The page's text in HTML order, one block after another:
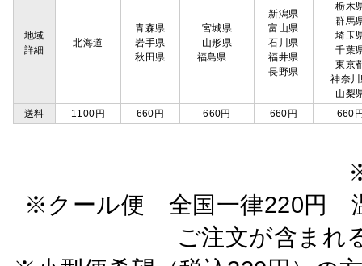
地域
詳細
北海道
青森県
岩手県
秋田県
宮城県
山形県
福島県
新潟県
富山県
石川県
福井県
長野県
栃木
群馬
埼玉
千葉
東京
神奈
山梨
送料
1100円 660円 660円 660円 660
※クール便 全国一律220円
ご注文が含ま